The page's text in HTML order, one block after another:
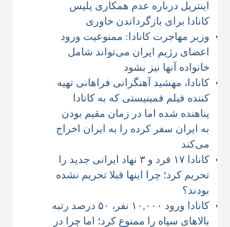
اینترپل درباره عدم همکاری پلیس
کانادا برای بازگرداندن خاوری
وزیر مهاجرت کانادا: ممنوعیت ورود
اعضای رژیم ایران می‌تواند شامل
خانواده آنها نیز بشود
کانادا، مهشید آهنگرانی فراهانی تهیه
کننده فیلم فمینیستی که به کانادا
پناهنده شده اما در زمان مقیم بودن
به ایران سفر کرده را به ایران اخراج
می‌کند
کانادا ۱۷ فرد و ۳ نهاد ایرانی جدید را
تحریم کرد؛ چرا اینها قبلا تحریم نشده
بودند؟
کانادا ورود ۱۰,۰۰۰ نفر، ۵۰ درصد رتبه
بالاهای سپاه را ممنوع کرد؛ اما چرا در